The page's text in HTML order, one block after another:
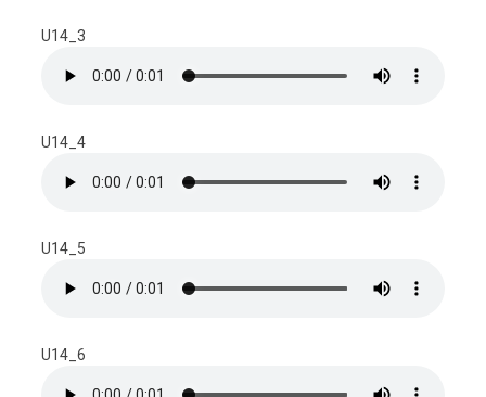
U14_3
U14_4
U14_5
U14_6